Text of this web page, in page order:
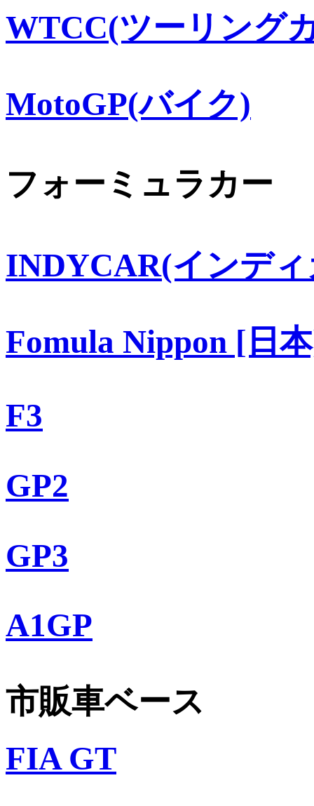
WTCC(ツーリング
MotoGP(バイク)
フォーミュラカー
INDYCAR(インデ
Fomula Nippon [日
F3
GP2
GP3
A1GP
市販車ベース
FIA GT